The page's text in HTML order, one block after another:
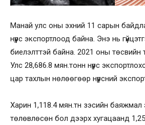
Манай улс оны эхний 11 сарын
нүүрс экспортлоод байна. Энэ нь
биелэлттэй байна. 2021 оны
Улс 28,686.8 мян.тонн нүүрс
цар тахлын нөлөөгөөр нүүрсний
Харин 1,118.4 мян.тн зэсийн баяжмал
төлөвлөсөн бол дээрх хугацаанд